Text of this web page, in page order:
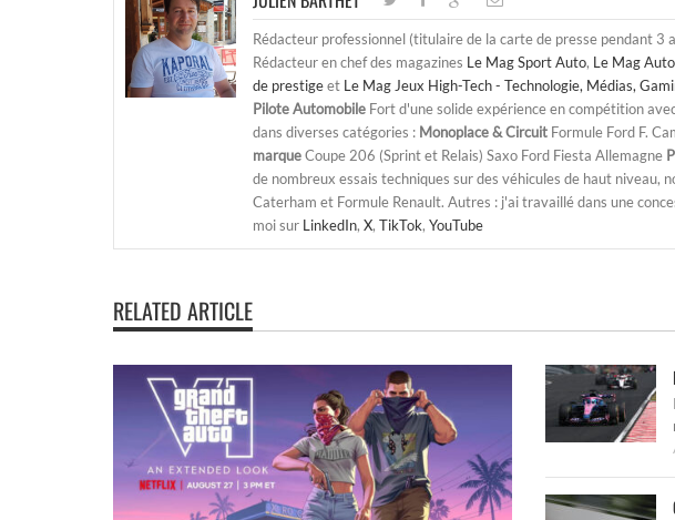
Rédacteur professionnel (titulaire de la carte de presse pendant 3
Rédacteur en chef des magazines Le Mag Sport Auto, Le Mag
de prestigeet Le Mag Jeux High-Tech - Technologie, Médias,
Pilote Automobile Fort d'une solide expérience en compétition
dans diverses catégories : Monoplace & Circuit Formule Ford F.
marqueCoupe 206 (Sprint et Relais) Saxo Ford Fiesta Allemagne
de nombreux essais techniques sur des véhicules de haut niveau,
Caterham et Formule Renault. Autres : j'ai travaillé dans une
moi sur LinkedIn, X, TikTok, YouTube
RELATED ARTICLE